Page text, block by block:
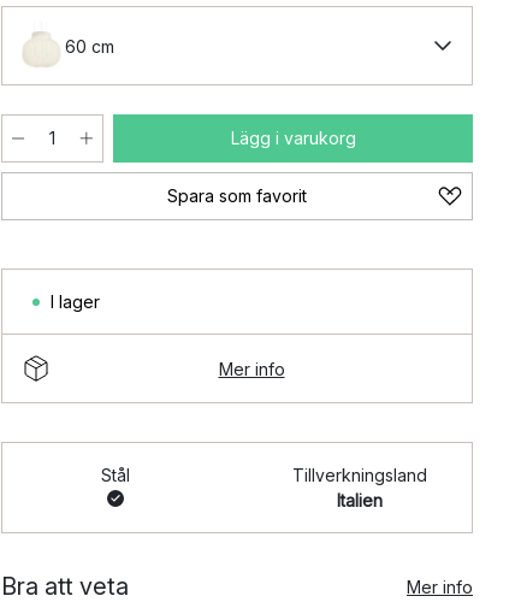
60 cm
Lägg i varukorg
Spara som favorit
I lager
Mer info
Stål
Tillverkningsland
Italien
Bra att veta Mer info